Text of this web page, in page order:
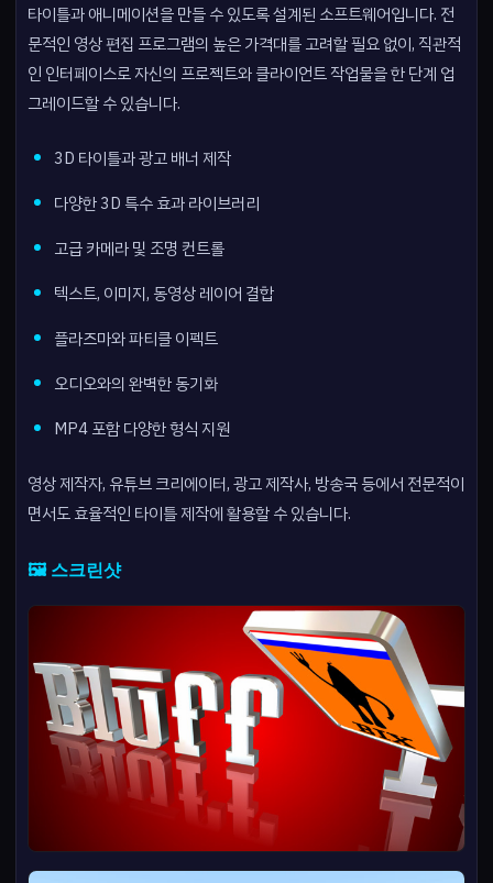
타이틀과 애니메이션을 만들 수 있도록 설계된 소프트웨어입니다. 전
문적인 영상 편집 프로그램의 높은 가격대를 고려할 필요 없이, 직관적
인 인터페이스로 자신의 프로젝트와 클라이언트 작업물을 한 단계 업
그레이드할 수 있습니다.
3D 타이틀과 광고 배너 제작
다양한 3D 특수 효과 라이브러리
고급 카메라 및 조명 컨트롤
텍스트, 이미지, 동영상 레이어 결합
플라즈마와 파티클 이펙트
오디오와의 완벽한 동기화
MP4 포함 다양한 형식 지원
영상 제작자, 유튜브 크리에이터, 광고 제작사, 방송국 등에서 전문적이
면서도 효율적인 타이틀 제작에 활용할 수 있습니다.
🖼️ 스크린샷